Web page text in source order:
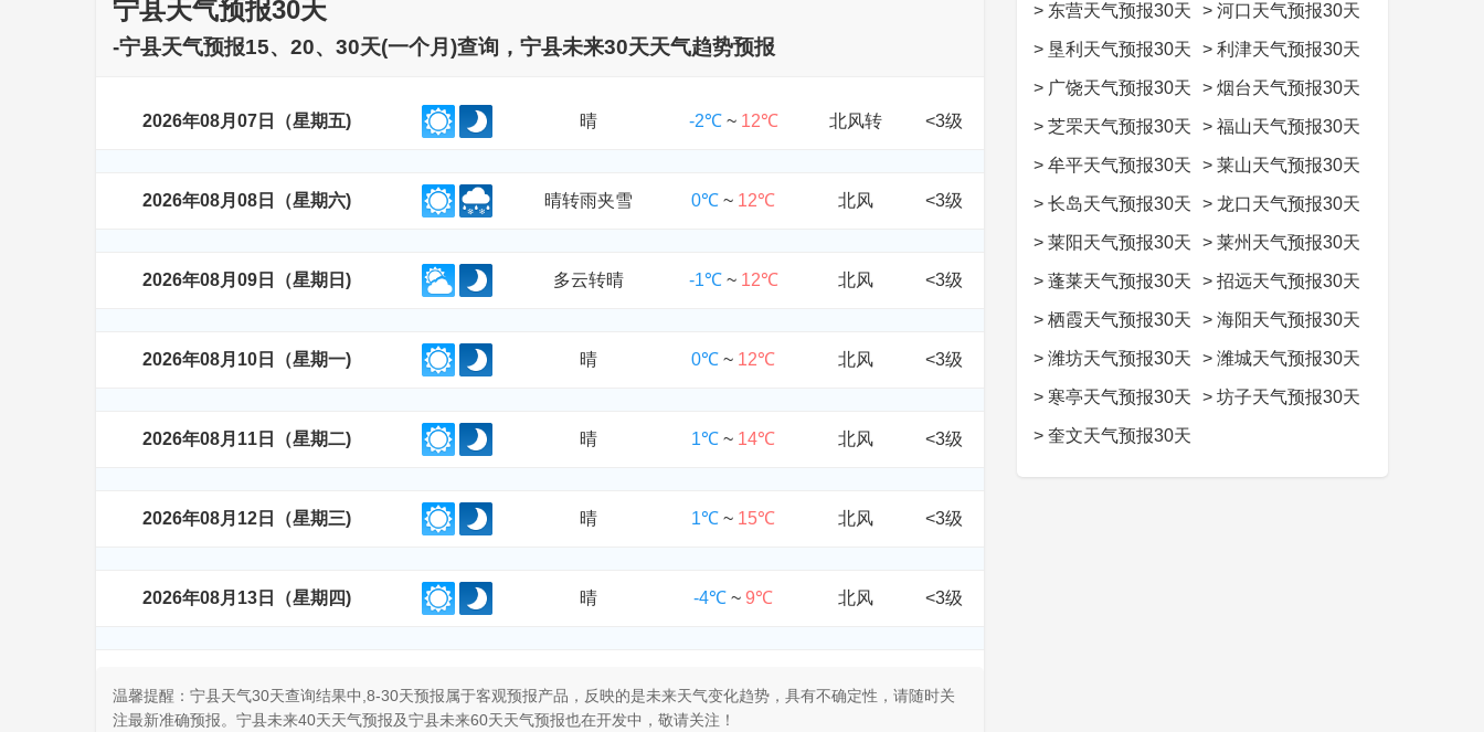
宁县天气预报30天
-宁县天气预报15、20、30天(一个月)查询，宁县未来30天天气趋势预报
2026年08月07日（星期五) 晴 -2℃~ 12℃ 北风转 <3级
2026年08月08日（星期六) 晴转雨夹雪 0℃ ~ 12℃ 北风 <3级
2026年08月09日（星期日) 多云转晴 -1℃~ 12℃ 北风 <3级
2026年08月10日（星期一) 晴 0℃ ~ 12℃ 北风 <3级
2026年08月11日（星期二) 晴 1℃ ~ 14℃ 北风 <3级
2026年08月12日（星期三) 晴 1℃ ~ 15℃ 北风 <3级
2026年08月13日（星期四) 晴 -4℃ ~ 9℃ 北风 <3级
温馨提醒：宁县天气30天查询结果中,8-30天预报属于客观预报产品，反映的是未来天气变化趋势，具有不确定性，请随时关
注最新准确预报。宁县未来40天天气预报及宁县未来60天天气预报也在开发中，敬请关注！
> 东营天气预报30天 > 河口天气预报30天
> 垦利天气预报30天 > 利津天气预报30天
> 广饶天气预报30天 > 烟台天气预报30天
> 芝罘天气预报30天 > 福山天气预报30天
> 牟平天气预报30天 > 莱山天气预报30天
> 长岛天气预报30天 > 龙口天气预报30天
> 莱阳天气预报30天 > 莱州天气预报30天
> 蓬莱天气预报30天 > 招远天气预报30天
> 栖霞天气预报30天 > 海阳天气预报30天
> 潍坊天气预报30天 > 潍城天气预报30天
> 寒亭天气预报30天 > 坊子天气预报30天
> 奎文天气预报30天